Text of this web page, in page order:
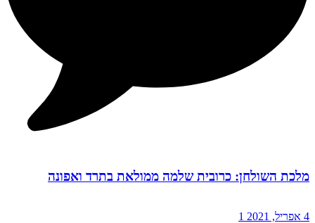
מלכת השולחן: כרובית שלמה ממולאת בתרד ואפונה
4 אפריל, 2021 1